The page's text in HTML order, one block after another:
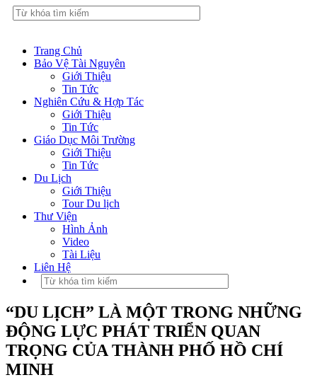
Trang Chủ
Bảo Vệ Tài Nguyên
Giới Thiệu
Tin Tức
Nghiên Cứu & Hợp Tác
Giới Thiệu
Tin Tức
Giáo Dục Môi Trường
Giới Thiệu
Tin Tức
Du Lịch
Giới Thiệu
Tour Du lịch
Thư Viện
Hình Ảnh
Video
Tài Liệu
Liên Hệ
“DU LỊCH” LÀ MỘT TRONG NHỮNG
ĐỘNG LỰC PHÁT TRIỂN QUAN
TRỌNG CỦA THÀNH PHỐ HỒ CHÍ
MINH